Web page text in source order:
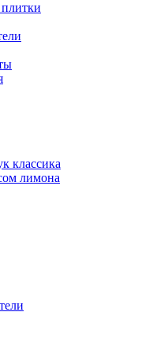
классика
лимона